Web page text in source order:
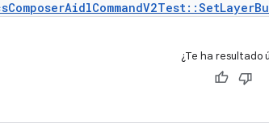
¿Te ha resultado